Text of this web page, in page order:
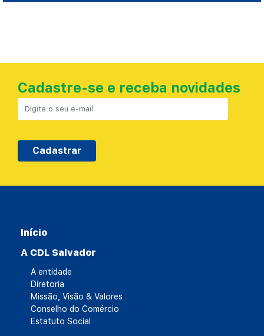
Cadastre-se e receba novidades
Cadastrar
Início
A CDL Salvador
A entidade
Diretoria
Missão, Visão & Valores
Conselho do Comércio
Estatuto Social